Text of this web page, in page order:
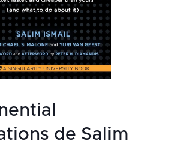
de Salim